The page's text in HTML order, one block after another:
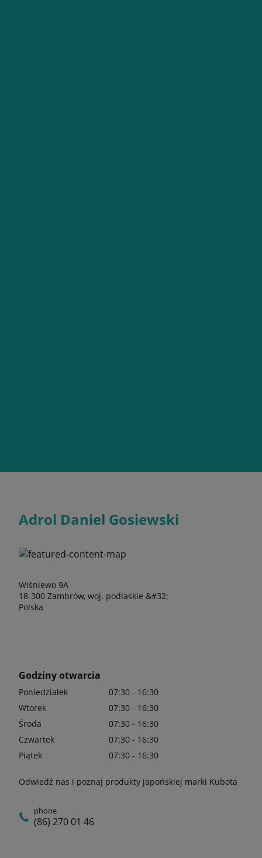
Adrol Daniel Gosiewski
Wiśniewo 9A
18-300 Zambrów, woj. podlaskie &#32;
Polska
Godziny otwarcia
Poniedziałek
07:30 - 16:30
Wtorek
07:30 - 16:30
Środa
07:30 - 16:30
Czwartek
07:30 - 16:30
Piątek
07:30 - 16:30
Odwiedź nas i poznaj produkty japońskiej marki Kubota
phone
(86) 270 01 46